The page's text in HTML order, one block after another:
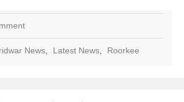
News Latest News Roorkee